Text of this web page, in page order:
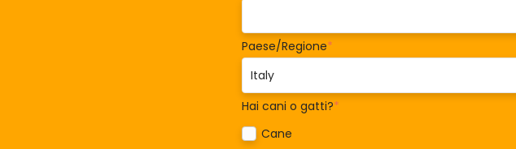
Paese/Regione*
Hai cani o gatti?*
Cane